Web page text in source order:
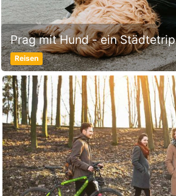
Prag mit Hund - ein Städtetrip
Reisen